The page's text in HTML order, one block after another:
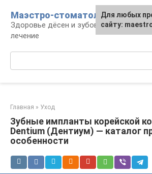
контенту
Маэстро-стоматолог
Здоровье дёсен и зубов, диагностика
лечение
Главная » Уход
Зубные импланты корейской
Dentium (Дентиум) — каталог
особенности
Для любых
сайту: